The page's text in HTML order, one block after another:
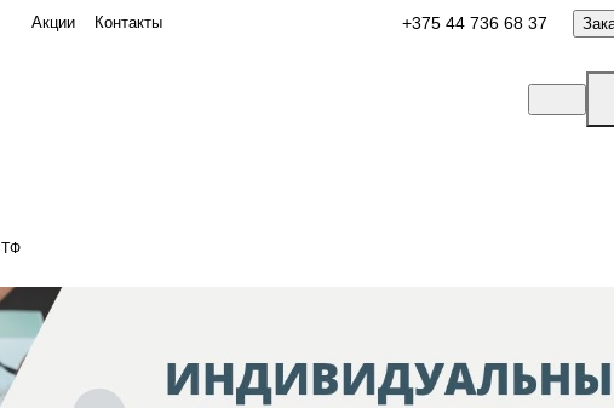
Акции Контакты +375 44 736 68 37